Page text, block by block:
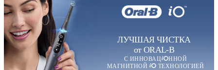
ЛУЧШАЯ ЧИСТКА
от ORAL-B
С ИННОВАЦ
ННОЙ
МАГНИТНОЙ
ТЕХНОЛОГИЕЙ